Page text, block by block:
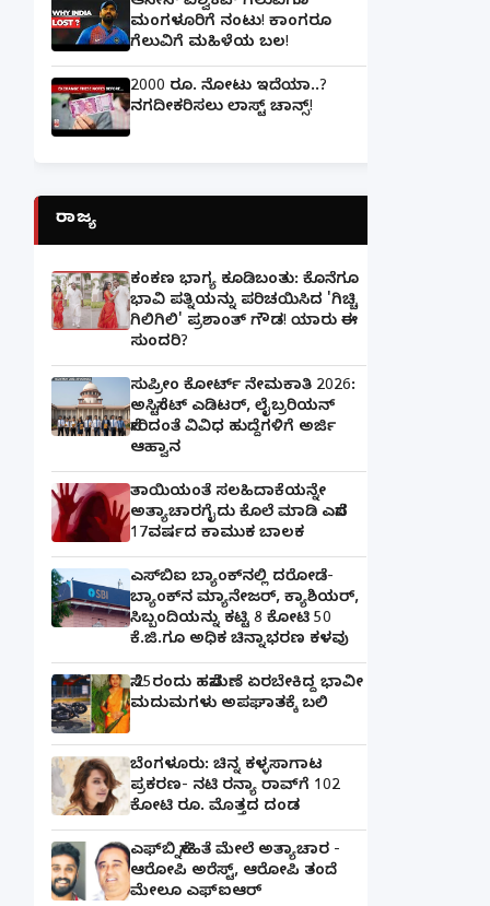
ಮಂಗಳೂರಿಗೆ ನಂಟು! ಕಾಂಗರೂ
ಗೆಲುವಿಗೆ ಮಹಿಳೆಯ ಬಲ!
2000 ರೂ. ನೋಟು ಇದೆಯಾ..?
ನಗದೀಕರಿಸಲು ಲಾಸ್ಟ್‌ ಚಾನ್ಸ್‌!
ರಾಜ್ಯ
ಕಂಕಣ ಭಾಗ್ಯ ಕೂಡಿಬಂತು: ಕೊನೆಗೂ
ಭಾವಿ ಪತ್ನಿಯನ್ನು ಪರಿಚಯಿಸಿದ 'ಗಿಚ್ಚಿ
ಗಿಲಿಗಿಲಿ' ಪ್ರಶಾಂತ್ ಗೌಡ! ಯಾರು ಈ
ಸುಂದರಿ?
ಸುಪ್ರೀಂ ಕೋರ್ಟ್ ನೇಮಕಾತಿ 2026:
ಅಸಿಸ್ಟೆಂಟ್ ಎಡಿಟರ್, ಲೈಬ್ರರಿಯನ್
ಸೇರಿದಂತೆ ವಿವಿಧ ಹುದ್ದೆಗಳಿಗೆ ಅರ್ಜಿ
ಆಹ್ವಾನ
ತಾಯಿಯಂತೆ ಸಲಹಿದಾಕೆಯನ್ನೇ
ಅತ್ಯಾಚಾರಗೈದು ಕೊಲೆ ಮಾಡಿ ಎಸೆದ
17ವರ್ಷದ ಕಾಮುಕ ಬಾಲಕ
ಎಸ್‌ಬಿಐ ಬ್ಯಾಂಕ್‌ನಲ್ಲಿ‌ ದರೋಡೆ-
ಬ್ಯಾಂಕ್​ನ ಮ್ಯಾನೇಜರ್‌, ಕ್ಯಾಶಿಯರ್‌,
ಸಿಬ್ಬಂದಿಯನ್ನು ಕಟ್ಟಿ 8 ಕೋಟಿ 50
ಕೆ.ಜಿ.ಗೂ ಅಧಿಕ ಚಿನ್ನಾಭರಣ ಕಳವು
ಸೆ.25ರಂದು ಹಸೆಮಣೆ ಏರಬೇಕಿದ್ದ ಭಾವೀ
ಮದುಮಗಳು ಅಪಘಾತಕ್ಕೆ ಬಲಿ
ಬೆಂಗಳೂರು: ಚಿನ್ನ ಕಳ್ಳಸಾಗಾಟ
ಪ್ರಕರಣ- ನಟಿ ರನ್ಯಾ ರಾವ್‌ಗೆ 102
ಕೋಟಿ ರೂ. ಮೊತ್ತದ ದಂಡ
ಎಫ್‌ಬಿ ಸ್ನೇಹಿತೆ ಮೇಲೆ ಅತ್ಯಾಚಾರ -
ಆರೋಪಿ ಅರೆಸ್ಟ್, ಆರೋಪಿ ತಂದೆ
ಮೇಲೂ ಎಫ್ಐಆರ್